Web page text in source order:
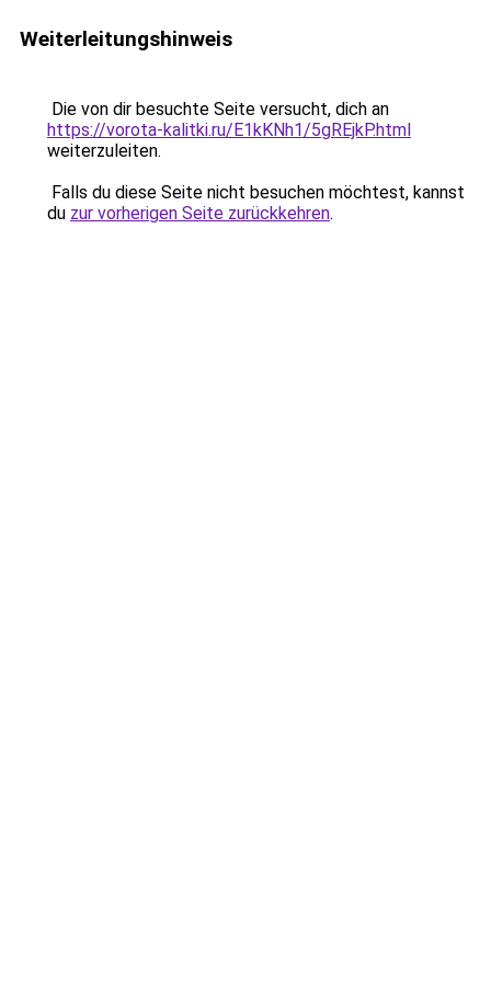
Weiterleitungshinweis
Die von dir besuchte Seite versucht, dich an
https://vorota-kalitki.ru/E1kKNh1/5gREjkP.html
weiterzuleiten.
Falls du diese Seite nicht besuchen möchtest, kannst
du zur vorherigen Seite zurückkehren.